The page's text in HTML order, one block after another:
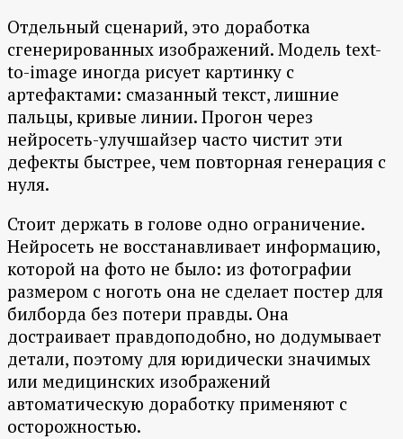
Отдельный сценарий, это доработка
сгенерированных изображений. Модель text-
to-image иногда рисует картинку с
артефактами: смазанный текст, лишние
пальцы, кривые линии. Прогон через
нейросеть-улучшайзер часто чистит эти
дефекты быстрее, чем повторная генерация с
нуля.
Стоит держать в голове одно ограничение.
Нейросеть не восстанавливает информацию,
которой на фото не было: из фотографии
размером с ноготь она не сделает постер для
билборда без потери правды. Она
достраивает правдоподобно, но додумывает
детали, поэтому для юридически значимых
или медицинских изображений
автоматическую доработку применяют с
осторожностью.